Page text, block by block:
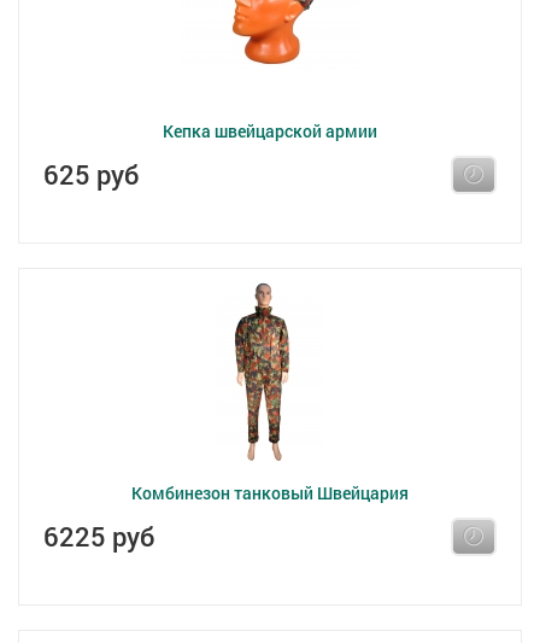
Кепка швейцарской армии
625 руб
Комбинезон танковый Швейцария
6225 руб